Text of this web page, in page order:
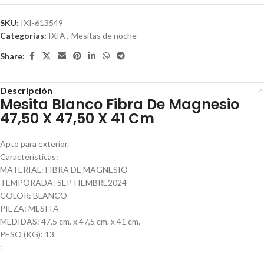
SKU: IXI-613549
Categorías: IXIA, Mesitas de noche
Share:
Descripción
Mesita Blanco Fibra De Magnesio
47,50 X 47,50 X 41 Cm
Apto para exterior.
Características:
MATERIAL: FIBRA DE MAGNESIO
TEMPORADA: SEPTIEMBRE2024
COLOR: BLANCO
PIEZA: MESITA
MEDIDAS: 47,5 cm. x 47,5 cm. x 41 cm.
PESO (KG): 13
: